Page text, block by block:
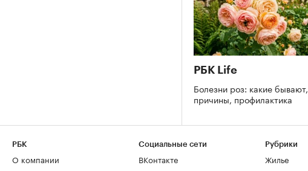
РБК Life
Болезни роз: какие бывают,
причины, профилактика
РБК
О компании
Социальные сети
ВКонтакте
Рубрики
Жилье